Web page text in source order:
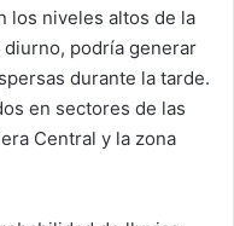
los niveles altos de la
podría generar
durante la tarde.
en sectores de las
Central y la zona